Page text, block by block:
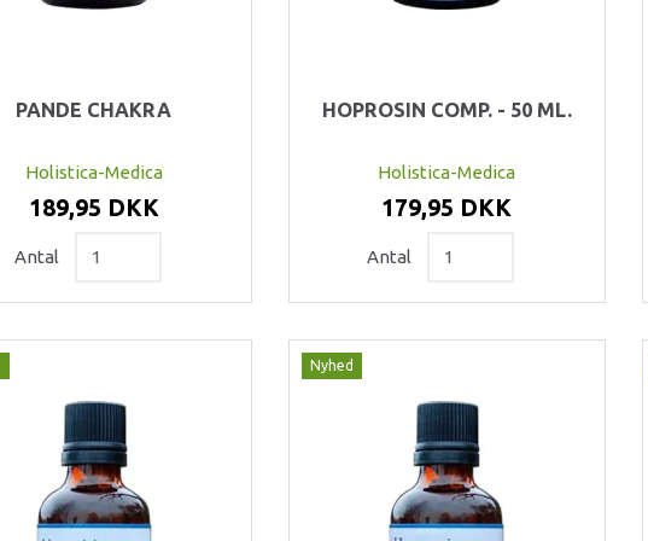
PANDE CHAKRA
Holistica-Medica
189,95 DKK
Antal
HOPROSIN COMP. - 50 ML.
Holistica-Medica
179,95 DKK
Antal
Nyhed